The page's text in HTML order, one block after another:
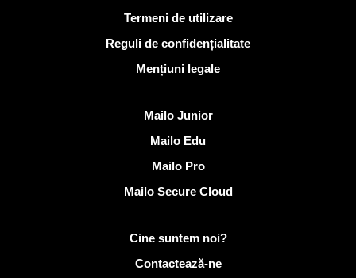
Termeni de utilizare
Reguli de confidențialitate
Mențiuni legale
Mailo Junior
Mailo Edu
Mailo Pro
Mailo Secure Cloud
Mai multe informații despre Mailo
Cine suntem noi?
Contactează-ne